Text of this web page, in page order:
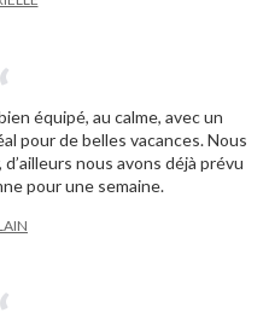
équipé, au calme, avec un
pour de belles vacances. Nous
nous avons déjà prévu
pour une semaine.